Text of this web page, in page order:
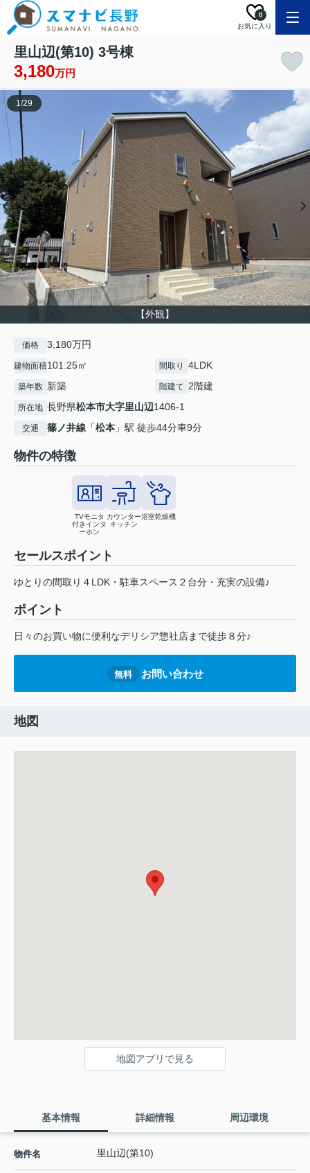
お気に入り
0
里山辺(第10) 3号棟
3,180万円
【外観】
1/29
価格 3,180万円
建物面積101.25㎡ 間取り 4LDK
築年数 新築 階建て 2階建
所在地 長野県松本市大字里山辺1406-1
交通 篠ノ井線 「松本 」駅 徒歩44分車9分
物件の特徴
TVモニタ
付きインタ
ーホン
カウンター
キッチン
浴室乾燥機
セールスポイント
ゆとりの間取り４LDK・駐車スペース２台分・充実の設備♪
ポイント
日々のお買い物に便利なデリシア惣社店まで徒歩８分♪
無料 お問い合わせ
地図
地図アプリで見る
基本情報 詳細情報 周辺環境
物件名 里山辺(第10)